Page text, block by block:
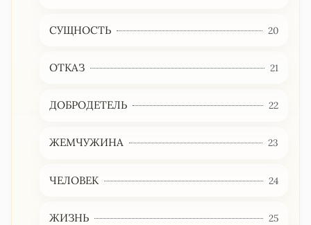
СУЩНОСТЬ 20
ОТКАЗ 21
ДОБРОДЕТЕЛЬ 22
ЖЕМЧУЖИНА 23
ЧЕЛОВЕК 24
ЖИЗНЬ 25